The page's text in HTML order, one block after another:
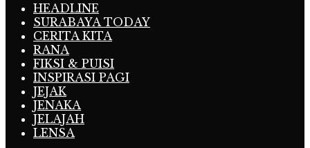
HEADLINE
SURABAYA TODAY
CERITA KITA
RANA
FIKSI & PUISI
INSPIRASI PAGI
JEJAK
JENAKA
JELAJAH
LENSA